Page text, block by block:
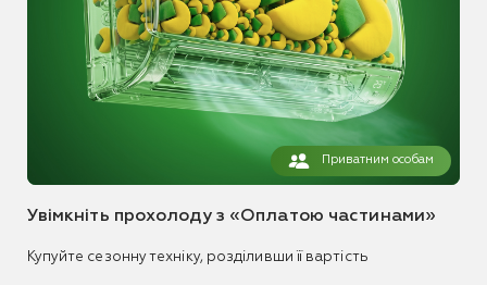
Приватним особам
Увімкніть прохолоду з «Оплатою частинами»
Купуйте сезонну техніку, розділивши її вартість